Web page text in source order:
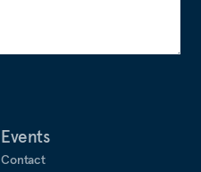
Events
Contact